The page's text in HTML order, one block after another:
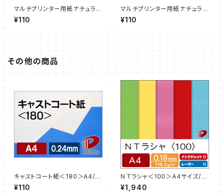
マルチプリンター用紙ナチュラル
＜135＞A4/3枚【サンプル販
売】
¥110
マルチプリンター用紙ナチュラル
＜160＞A4/3枚【サンプル販
売】
¥110
その他の商品
キャストコート紙＜180＞A4/3
枚【サンプル販売】
¥110
ＮＴラシャ＜100＞A4サイズ/5
0枚
¥1,940